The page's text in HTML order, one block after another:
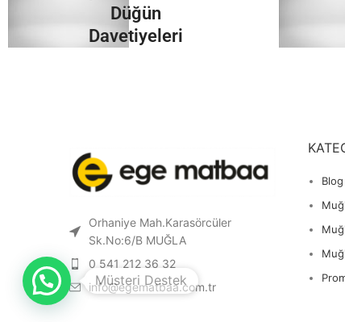
Düğün
Davetiyeleri
Orhaniye Mah.Karasörcüler
Sk.No:6/B MUĞLA
0 541 212 36 32
info@egematbaa.com.tr
Blog
1